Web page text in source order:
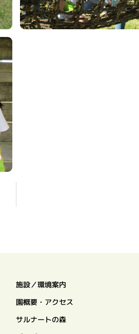
施設／環境案内
園概要・アクセス
サルナートの森